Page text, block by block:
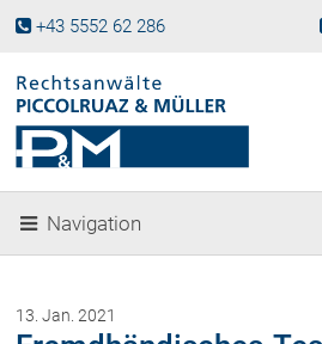
+43 5552 62 286
Fachgebiete
Gesellschaftsgründung &
Beteiligungen
Immobilienrecht, Bauträgerrecht
Navigation
13. Jan. 2021